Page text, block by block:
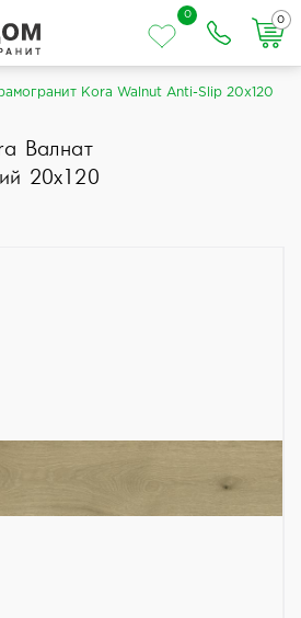
0
0
Kora Walnut Anti-Slip 20x120
Валнат
20x120